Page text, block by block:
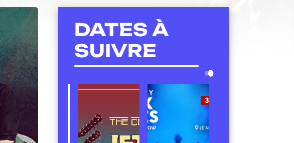
DATES À
SUIVRE